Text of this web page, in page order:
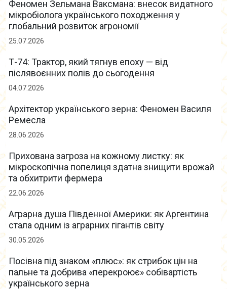
Феномен Зельмана Ваксмана: внесок видатного
мікробіолога українського походження у
глобальний розвиток агрономії
25.07.2026
Т-74: Трактор, який тягнув епоху — від
післявоєнних полів до сьогодення
04.07.2026
Архітектор українського зерна: Феномен Василя
Ремесла
28.06.2026
Прихована загроза на кожному листку: як
мікроскопічна попелиця здатна знищити врожай
та обхитрити фермера
22.06.2026
Аграрна душа Південної Америки: як Аргентина
стала одним із аграрних гігантів світу
30.05.2026
Посівна під знаком «плюс»: як стрибок цін на
пальне та добрива «перекроює» собівартість
українського зерна